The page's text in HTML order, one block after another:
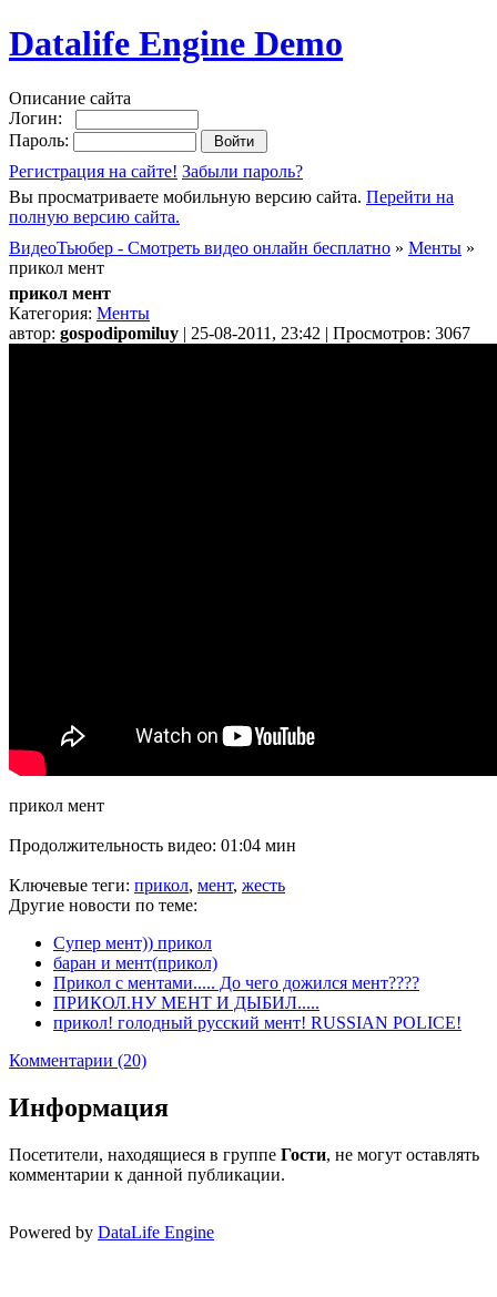
Datalife Engine Demo
Описание сайта
Логин:
Пароль:
Регистрация на сайте! Забыли пароль?
Вы просматриваете мобильную версию сайта. Перейти на
полную версию сайта.
ВидеоТьюбер - Смотреть видео онлайн бесплатно » Менты »
прикол мент
прикол мент
Категория: Менты
автор: gospodipomiluy | 25-08-2011, 23:42 | Просмотров: 3067
прикол мент
Продолжительность видео: 01:04 мин
Ключевые теги: прикол, мент, жесть
Другие новости по теме:
Супер мент)) прикол
баран и мент(прикол)
Прикол с ментами..... До чего дожился мент????
ПРИКОЛ.НУ МЕНТ И ДЫБИЛ.....
прикол! голодный русский мент! RUSSIAN POLICE!
Комментарии (20)
Информация
Посетители, находящиеся в группе Гости, не могут оставлять
комментарии к данной публикации.
Powered by DataLife Engine